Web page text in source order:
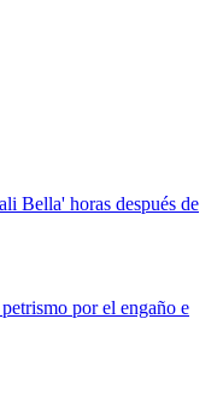
Bella' horas después de
por el engaño e